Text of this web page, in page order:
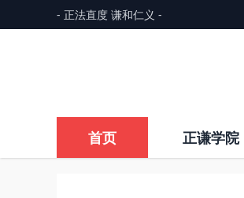
- 正法直度 谦和仁义 -
首页 正谦学院